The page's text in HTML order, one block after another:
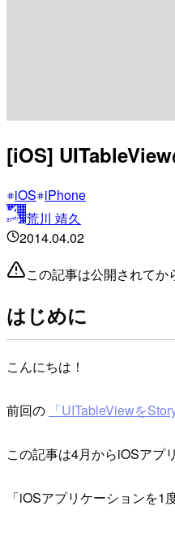
[iOS]
iOS iPhone
荒川 靖久
2014.04.02
この記事は公開されてか
はじめに
こんにちは！
前回の 「UITableViewを
この記事は4月からiOSアプ
「iOSアプリケーションを